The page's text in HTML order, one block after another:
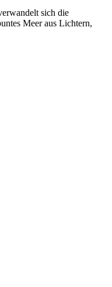
sich die
Meer aus Lichtern,